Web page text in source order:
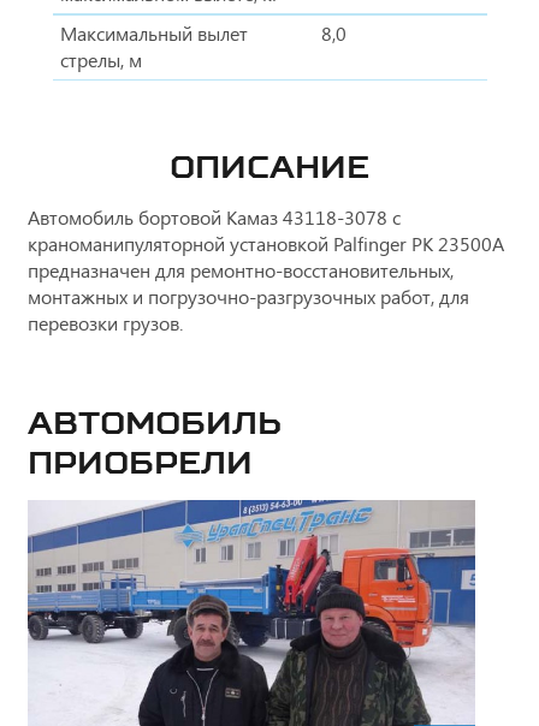
Максимальный вылет
стрелы, м
8,0
ОПИСАНИЕ
Автомобиль бортовой Камаз 43118-3078 с
краноманипуляторной установкой Palfinger PK 23500А
предназначен для ремонтно-восстановительных,
монтажных и погрузочно-разгрузочных работ, для
перевозки грузов.
Автомобиль
приобрели